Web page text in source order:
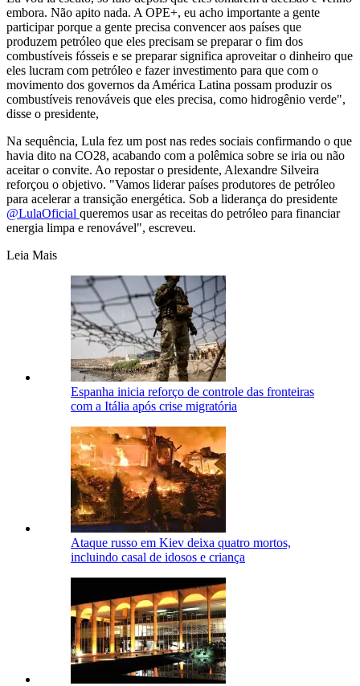
embora. Não apito nada. A OPE+, eu acho importante a gente
participar porque a gente precisa convencer aos países que
produzem petróleo que eles precisam se preparar o fim dos
combustíveis fósseis e se preparar significa aproveitar o dinheiro que
eles lucram com petróleo e fazer investimento para que com o
movimento dos governos da América Latina possam produzir os
combustíveis renováveis que eles precisa, como hidrogênio verde",
disse o presidente,
Na sequência, Lula fez um post nas redes sociais confirmando o que
havia dito na CO28, acabando com a polêmica sobre se iria ou não
aceitar o convite. Ao repostar o presidente, Alexandre Silveira
reforçou o objetivo. "Vamos liderar países produtores de petróleo
para acelerar a transição energética. Sob a liderança do presidente
@LulaOficial queremos usar as receitas do petróleo para financiar
energia limpa e renovável", escreveu.
Leia Mais
Espanha inicia reforço de controle das fronteiras
com a Itália após crise migratória
Ataque russo em Kiev deixa quatro mortos,
incluindo casal de idosos e criança